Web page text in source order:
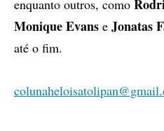
enquanto outros, como
Monique Evans e Jonatas
até o fim.